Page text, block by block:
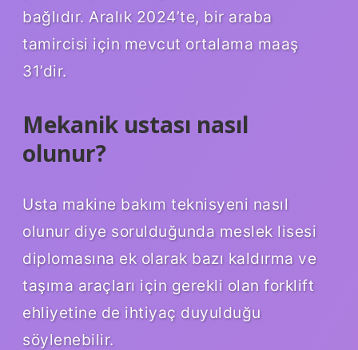
bağlıdır. Aralık 2024’te, bir araba
tamircisi için mevcut ortalama maaş
31’dir.
Mekanik ustası nasıl
olunur?
Usta makine bakım teknisyeni nasıl
olunur diye sorulduğunda meslek lisesi
diplomasına ek olarak bazı kaldırma ve
taşıma araçları için gerekli olan forklift
ehliyetine de ihtiyaç duyulduğu
söylenebilir.